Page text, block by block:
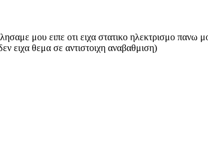
μου ειπε οτι ειχα στατικο ηλεκτρισμο πανω
ειχα θεμα σε αντιστοιχη αναβαθμιση)